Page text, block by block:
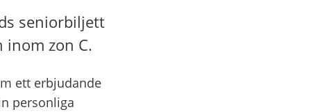
seniorbiljett
zon C.
ett erbjudande
personliga